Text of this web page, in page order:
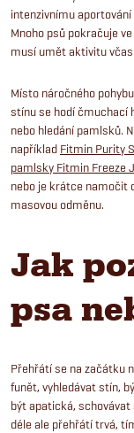
intenzivnímu
Mnoho psů pokračuje
musí umět aktivitu
Místo náročného
stínu se hodí čmuchací
nebo hledání pamlsků.
například Fitmin Purity
pamlsky Fitmin Freeze
nebo je krátce namočit
masovou odměnu.
Jak
psa
Přehřátí se na začátku
funět, vyhledávat stín,
být apatická,
déle ale přehřátí trvá,